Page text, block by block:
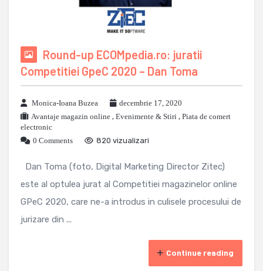
Round-up ECOMpedia.ro: juratii
Competitiei GpeC 2020 – Dan Toma
Monica-Ioana Buzea
decembrie 17, 2020
Avantaje magazin online , Evenimente & Stiri , Piata de comert
electronic
0 Comments
820 vizualizari
Dan Toma (foto, Digital Marketing Director Zitec)
este al optulea jurat al Competitiei magazinelor online
GPeC 2020, care ne-a introdus in culisele procesului de
jurizare din ...
Continue reading